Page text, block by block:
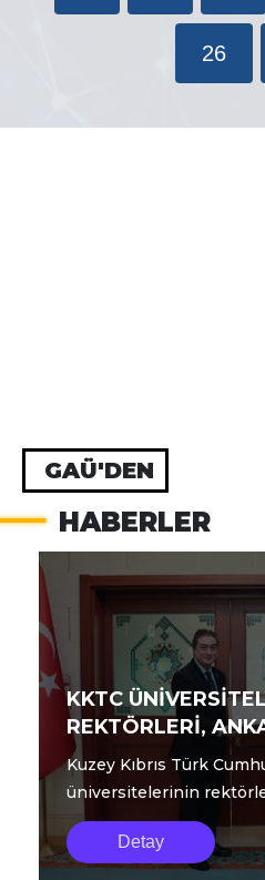
26
GAÜ'DEN
HABERLER
KKTC
REKTÖRLERİ, ANKARA’DAKİ ZİRVE
TOPLANTISINI
Kuzey Kıbrıs Türk
üniversitelerinin
geçtiğimiz günlerde
Detay